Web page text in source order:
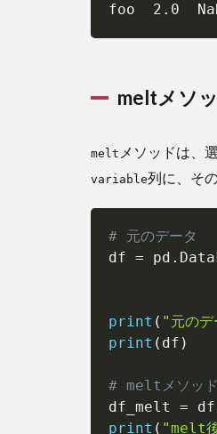
foo  2.0
meltメソ
melt メソッドは、
variable列に、そ
# 元のデータ
df = pd .
print ( "元の
print ( df )
# meltメソッド
df_melt = df
print ( "melt